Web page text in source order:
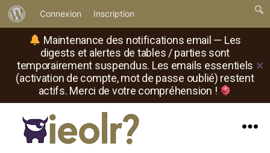
Maintenance des notifications email — Les
digests et alertes de tables / parties sont
temporairement suspendus. Les emails essentiels
(activation de compte, mot de passe oublié) restent
actifs. Merci de votre compréhension !
✕
propos
de
WordPress
Connexion Inscription